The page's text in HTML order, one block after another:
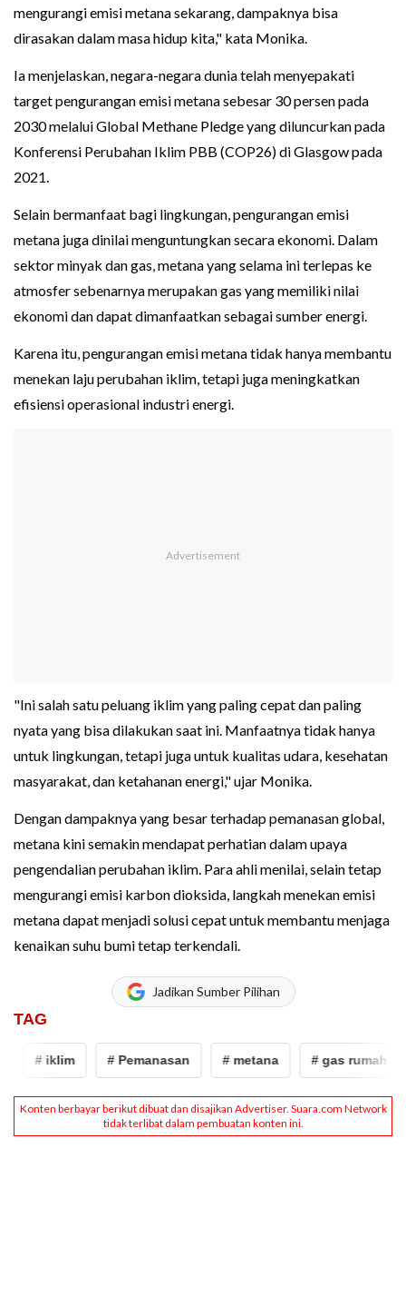
mengurangi emisi metana sekarang, dampaknya bisa
dirasakan dalam masa hidup kita," kata Monika.
Ia menjelaskan, negara-negara dunia telah menyepakati
target pengurangan emisi metana sebesar 30 persen pada
2030 melalui Global Methane Pledge yang diluncurkan pada
Konferensi Perubahan Iklim PBB (COP26) di Glasgow pada
2021.
Selain bermanfaat bagi lingkungan, pengurangan emisi
metana juga dinilai menguntungkan secara ekonomi. Dalam
sektor minyak dan gas, metana yang selama ini terlepas ke
atmosfer sebenarnya merupakan gas yang memiliki nilai
ekonomi dan dapat dimanfaatkan sebagai sumber energi.
Karena itu, pengurangan emisi metana tidak hanya membantu
menekan laju perubahan iklim, tetapi juga meningkatkan
efisiensi operasional industri energi.
"Ini salah satu peluang iklim yang paling cepat dan paling
nyata yang bisa dilakukan saat ini. Manfaatnya tidak hanya
untuk lingkungan, tetapi juga untuk kualitas udara, kesehatan
masyarakat, dan ketahanan energi," ujar Monika.
Dengan dampaknya yang besar terhadap pemanasan global,
metana kini semakin mendapat perhatian dalam upaya
pengendalian perubahan iklim. Para ahli menilai, selain tetap
mengurangi emisi karbon dioksida, langkah menekan emisi
metana dapat menjadi solusi cepat untuk membantu menjaga
kenaikan suhu bumi tetap terkendali.
Jadikan Sumber Pilihan
TAG
# iklim # Pemanasan # metana # gas rumah kaca